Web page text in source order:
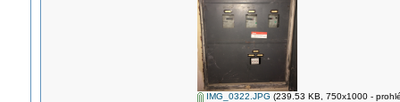
IMG_0322.JPG (239.53 KB, 750x1000 -